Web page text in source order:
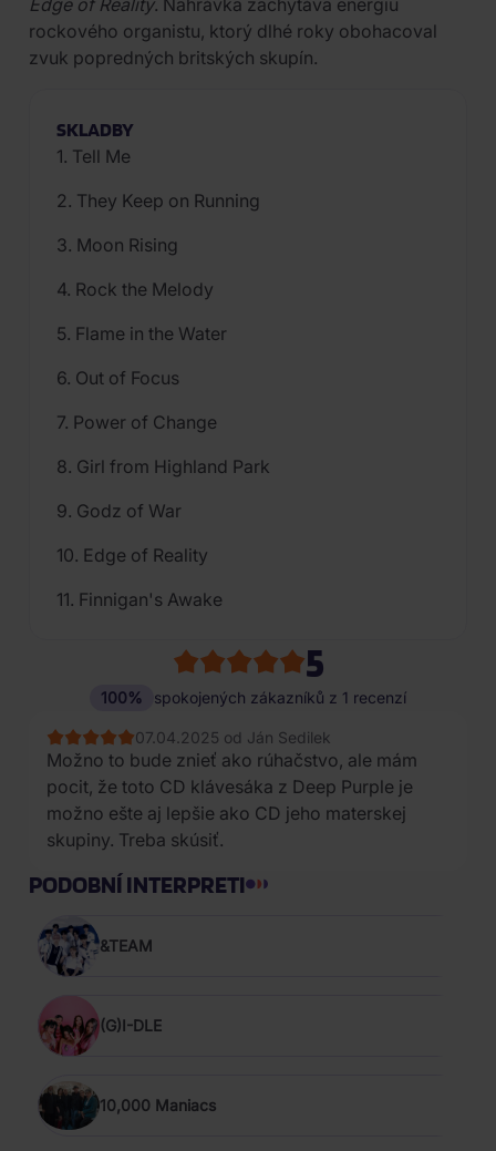
Edge of Reality. Nahrávka zachytáva energiu
rockového organistu, ktorý dlhé roky obohacoval
zvuk popredných britských skupín.
SKLADBY
1. Tell Me
2. They Keep on Running
3. Moon Rising
4. Rock the Melody
5. Flame in the Water
6. Out of Focus
7. Power of Change
8. Girl from Highland Park
9. Godz of War
10. Edge of Reality
11. Finnigan's Awake
5
100% spokojených zákazníků z 1 recenzí
07.04.2025 od Ján Sedilek
Možno to bude znieť ako rúhačstvo, ale mám
pocit, že toto CD klávesáka z Deep Purple je
možno ešte aj lepšie ako CD jeho materskej
skupiny. Treba skúsiť.
PODOBNÍ INTERPRETI
&TEAM
(G)I-DLE
10,000 Maniacs